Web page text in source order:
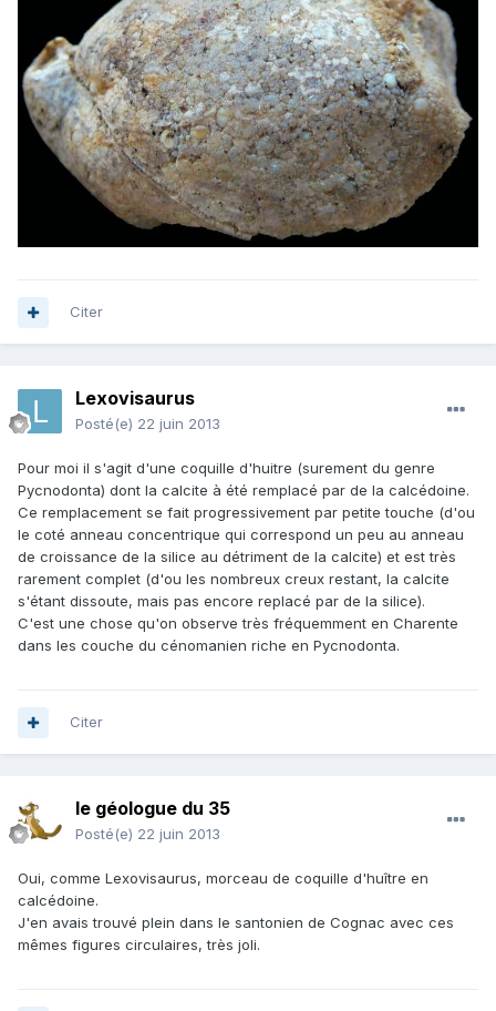
Citer
Lexovisaurus
Posté(e) 22 juin 2013
Pour moi il s'agit d'une coquille d'huitre (surement du genre
Pycnodonta) dont la calcite à été remplacé par de la calcédoine.
Ce remplacement se fait progressivement par petite touche (d'ou
le coté anneau concentrique qui correspond un peu au anneau
de croissance de la silice au détriment de la calcite) et est très
rarement complet (d'ou les nombreux creux restant, la calcite
s'étant dissoute, mais pas encore replacé par de la silice).
C'est une chose qu'on observe très fréquemment en Charente
dans les couche du cénomanien riche en Pycnodonta.
Citer
le géologue du 35
Posté(e) 22 juin 2013
Oui, comme Lexovisaurus, morceau de coquille d'huître en
calcédoine.
J'en avais trouvé plein dans le santonien de Cognac avec ces
mêmes figures circulaires, très joli.